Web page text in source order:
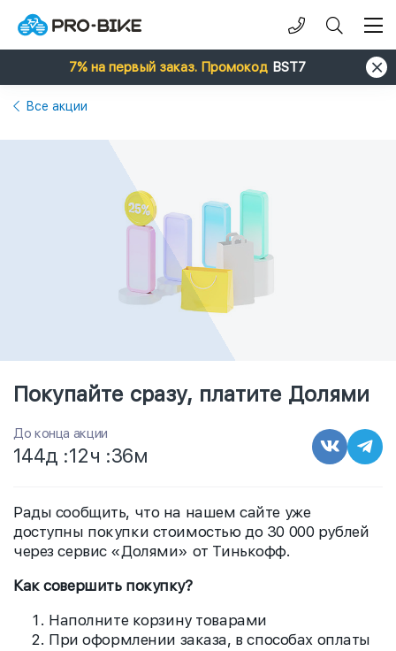
7% на первый заказ. Промокод BST7
Все акции
Покупайте сразу, платите Долями
Рады сообщить, что на нашем сайте уже
доступны покупки стоимостью до 30 000 рублей
через сервис «Долями» от Тинькофф.
Как совершить покупку?
Наполните корзину товарами
При оформлении заказа, в способах оплаты
До конца акции
144д :12ч :36м